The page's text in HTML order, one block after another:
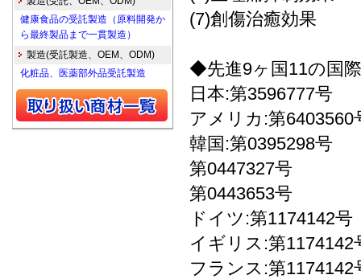
(7)創傷治癒効果
◆先進9ヶ国11の国
日本:第3596777号
アメリカ:第6403560
韓国:第0395298号
第0447327号
第0443653号
ドイツ:第1174142号
イギリス:第1174142
フランス:第1174142
健康食品の受託製造（原料開発か
ら最終製品まで一貫製造）
製造(受託製造、OEM、ODM)
化粧品、医薬部外品受託製造